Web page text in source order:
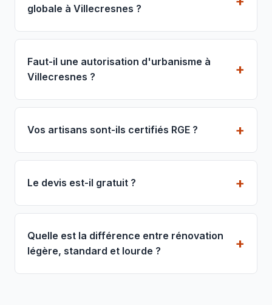
globale à Villecresnes ?
Faut-il une autorisation d'urbanisme à
Villecresnes ?
Vos artisans sont-ils certifiés RGE ?
Le devis est-il gratuit ?
Quelle est la différence entre rénovation
légère, standard et lourde ?